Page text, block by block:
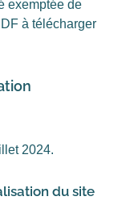
exemptée de
à télécharger
2024.
du site